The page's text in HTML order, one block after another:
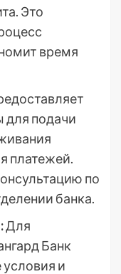
Это
время
для подачи
платежей.
по
банка.
Для
Банк
и